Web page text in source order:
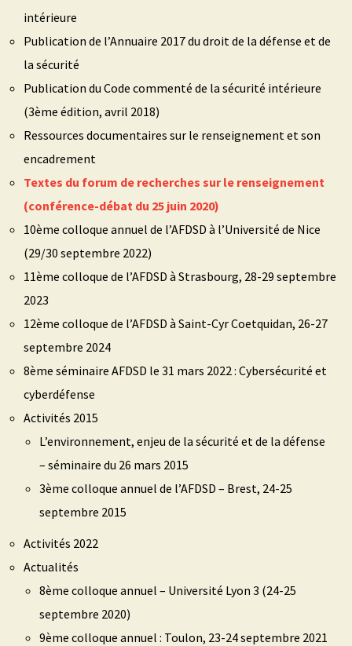
intérieure
Publication de l’Annuaire 2017 du droit de la défense et de
la sécurité
Publication du Code commenté de la sécurité intérieure
(3ème édition, avril 2018)
Ressources documentaires sur le renseignement et son
encadrement
Textes du forum de recherches sur le renseignement
(conférence-débat du 25 juin 2020)
10ème colloque annuel de l’AFDSD à l’Université de Nice
(29/30 septembre 2022)
11ème colloque de l’AFDSD à Strasbourg, 28-29 septembre
2023
12ème colloque de l’AFDSD à Saint-Cyr Coetquidan, 26-27
septembre 2024
8ème séminaire AFDSD le 31 mars 2022 : Cybersécurité et
cyberdéfense
Activités 2015
L’environnement, enjeu de la sécurité et de la défense
– séminaire du 26 mars 2015
3ème colloque annuel de l’AFDSD – Brest, 24-25
septembre 2015
Activités 2022
Actualités
8ème colloque annuel – Université Lyon 3 (24-25
septembre 2020)
9ème colloque annuel : Toulon, 23-24 septembre 2021